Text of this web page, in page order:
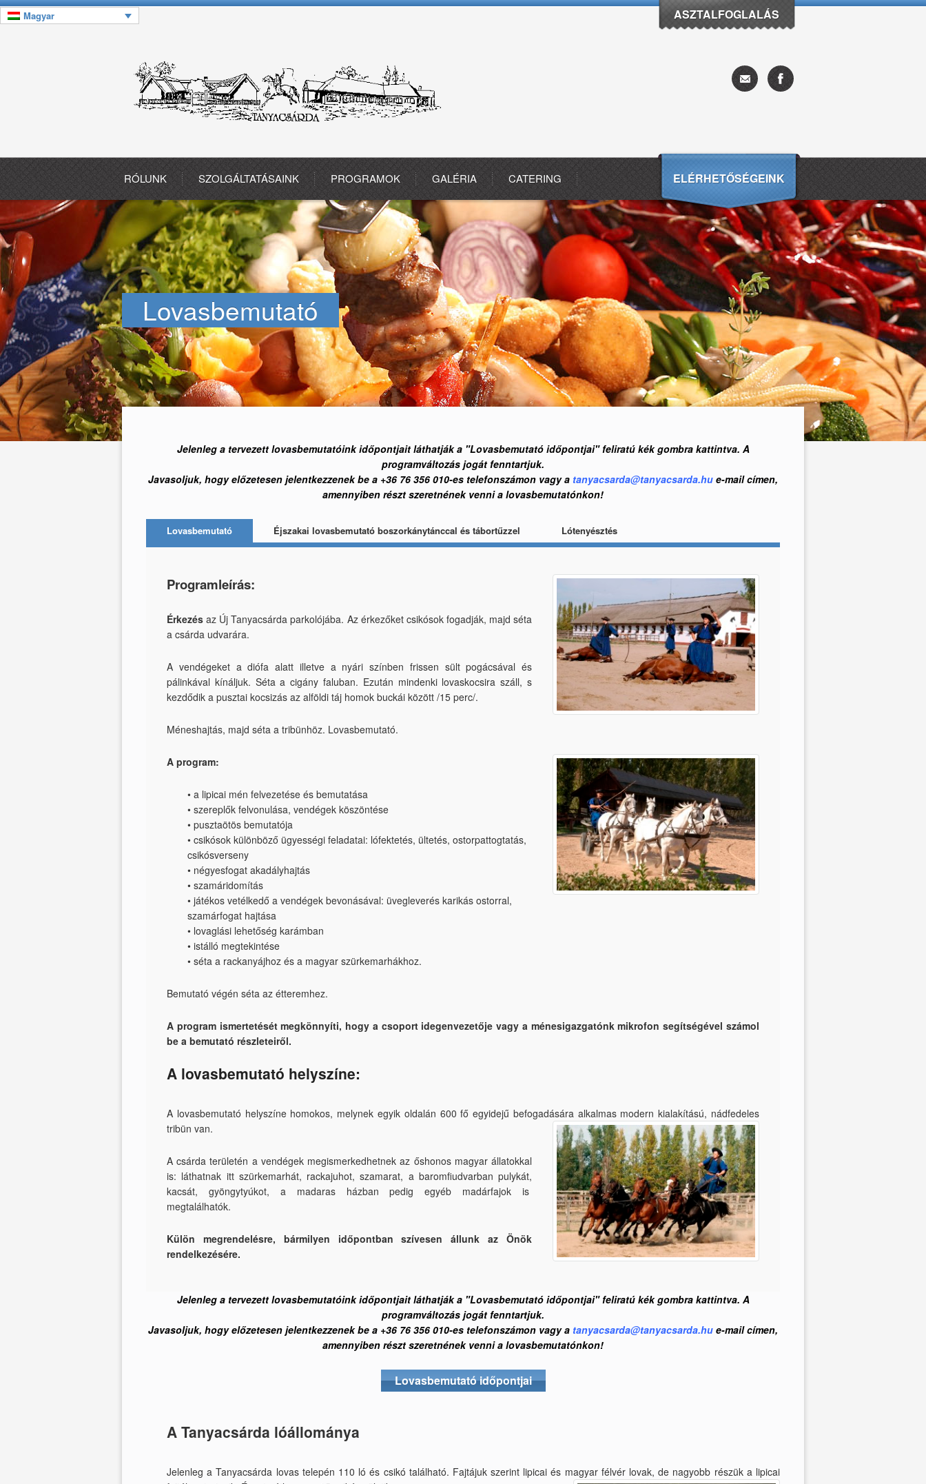
ASZTALFOGLALÁS
Magyar
RÓLUNK SZOLGÁLTATÁSAINK PROGRAMOK GALÉRIA CATERING ELÉRHETŐSÉGEINK
Lovasbemutató
Jelenleg a tervezett lovasbemutatóink időpontjait láthatják a "Lovasbemutató időpontjai" feliratú kék gombra kattintva. A
programváltozás jogát fenntartjuk.
Javasoljuk, hogy előzetesen jelentkezzenek be a +36 76 356 010-es telefonszámon vagy a tanyacsarda@tanyacsarda.hu e-mail címen,
amennyiben részt szeretnének venni a lovasbemutatónkon!
Lovasbemutató Éjszakai lovasbemutató boszorkánytánccal és tábortűzzel Lótenyésztés
Programleírás:
Érkezésaz Új Tanyacsárda parkolójába. Az érkezőket csikósok fogadják, majd séta
a csárda udvarára.
A vendégeket a diófa alatt illetve a nyári színben frissen sült pogácsával és
pálinkával kínáljuk. Séta a cigány faluban. Ezután mindenki lovaskocsira száll, s
kezdődik a pusztai kocsizás az alföldi táj homok buckái között /15 perc/.
Méneshajtás, majd séta a tribünhöz. Lovasbemutató.
A program:
• a lipicai mén felvezetése és bemutatása
• szereplők felvonulása, vendégek köszöntése
• pusztaötös bemutatója
• csikósok különböző ügyességi feladatai: lófektetés, ültetés, ostorpattogtatás,
csikósverseny
• négyesfogat akadályhajtás
• szamáridomítás
• játékos vetélkedő a vendégek bevonásával: üvegleverés karikás ostorral,
szamárfogat hajtása
• lovaglási lehetőség karámban
• istálló megtekintése
• séta a rackanyájhoz és a magyar szürkemarhákhoz.
Bemutató végén séta az étteremhez.
A program ismertetését megkönnyíti, hogy a csoport idegenvezetője vagy a ménesigazgatónk mikrofon segítségével számol
be a bemutató részleteiről.
A lovasbemutató helyszíne:
A lovasbemutató helyszíne homokos, melynek egyik oldalán 600 fő egyidejű befogadására alkalmas modern kialakítású, nádfedeles
tribün van.
A csárda területén a vendégek megismerkedhetnek az őshonos magyar állatokkal
is: láthatnak itt szürkemarhát, rackajuhot, szamarat, a baromfiudvarban pulykát,
kacsát, gyöngytyúkot, a madaras házban pedig egyéb madárfajok is
megtalálhatók.
Külön megrendelésre, bármilyen időpontban szívesen állunk az Önök
rendelkezésére.
Jelenleg a tervezett lovasbemutatóink időpontjait láthatják a "Lovasbemutató időpontjai" feliratú kék gombra kattintva. A
programváltozás jogát fenntartjuk.
Javasoljuk, hogy előzetesen jelentkezzenek be a +36 76 356 010-es telefonszámon vagy a tanyacsarda@tanyacsarda.hu e-mail címen,
amennyiben részt szeretnének venni a lovasbemutatónkon!
Lovasbemutató időpontjai
A Tanyacsárda lóállománya
Jelenleg a Tanyacsárda lovas telepén 110 ló és csikó található. Fajtájuk szerint lipicai és magyar félvér lovak, de nagyobb részük a lipicai